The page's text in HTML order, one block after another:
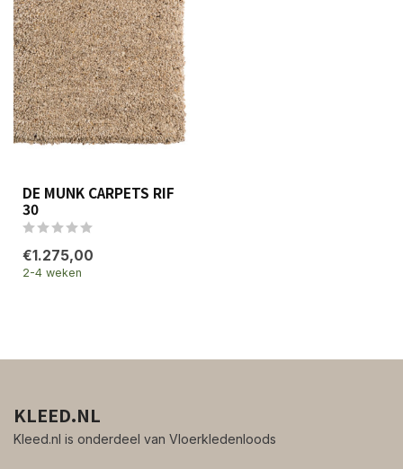
DE MUNK CARPETS RIF
30
€1.275,00
2-4 weken
KLEED.NL
Kleed.nl is onderdeel van Vloerkledenloods